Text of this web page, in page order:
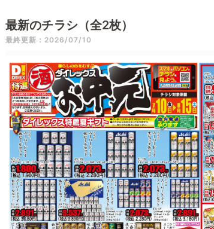
最新のチラシ（全2枚）
最終更新：2026/07/10